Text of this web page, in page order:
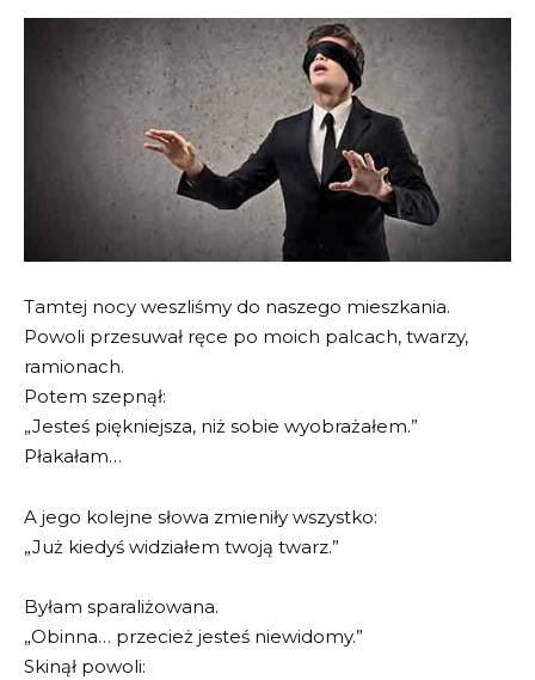
Tamtej nocy weszliśmy do naszego mieszkania.
Powoli przesuwał ręce po moich palcach, twarzy,
ramionach.
Potem szepnął:
„Jesteś piękniejsza, niż sobie wyobrażałem.”
Płakałam…
A jego kolejne słowa zmieniły wszystko:
„Już kiedyś widziałem twoją twarz.”
Byłam sparaliżowana.
„Obinna… przecież jesteś niewidomy.”
Skinął powoli: